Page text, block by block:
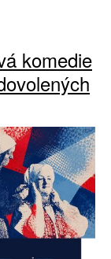
komedie